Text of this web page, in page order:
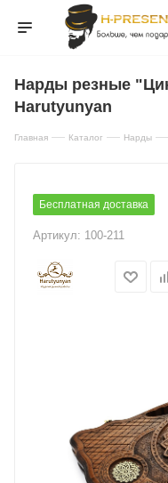
Нарды резные
Harutyunyan
Главная — Каталог — Нарды —
Бесплатная доставка
Артикул: 100-211